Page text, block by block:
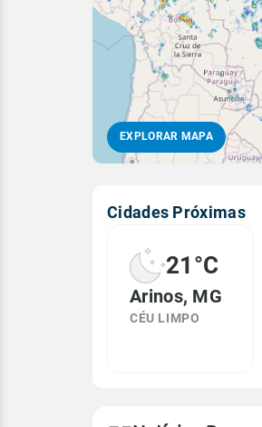
EXPLORAR MAPA
Cidades Próximas
21°C
Arinos, MG
CÉU LIMPO